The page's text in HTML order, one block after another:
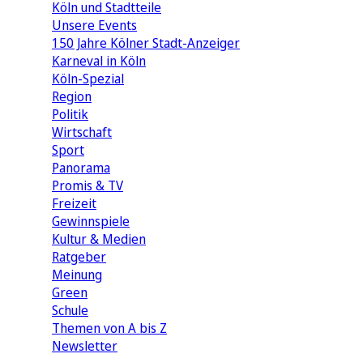
Köln und Stadtteile
Unsere Events
150 Jahre Kölner Stadt-Anzeiger
Karneval in Köln
Köln-Spezial
Region
Politik
Wirtschaft
Sport
Panorama
Promis & TV
Freizeit
Gewinnspiele
Kultur & Medien
Ratgeber
Meinung
Green
Schule
Themen von A bis Z
Newsletter